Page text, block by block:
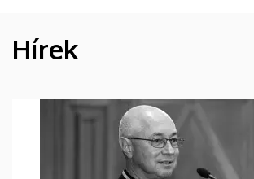
HÍREK
Hírek